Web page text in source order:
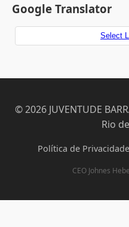
Google Translator
Select
© 2026 JUVENTUDE
Rio
Política de Privacidade
CEO Johnes